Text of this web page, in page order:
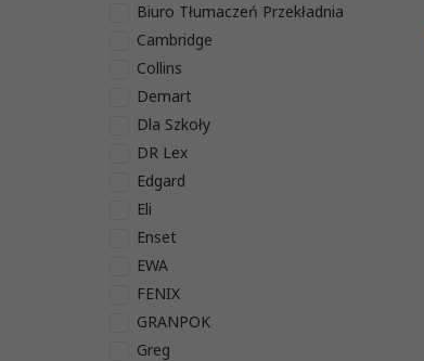
Biuro Tłumaczeń Przekładnia
Cambridge
Collins
Demart
Dla Szkoły
DR Lex
Edgard
Eli
Enset
EWA
FENIX
GRANPOK
Greg